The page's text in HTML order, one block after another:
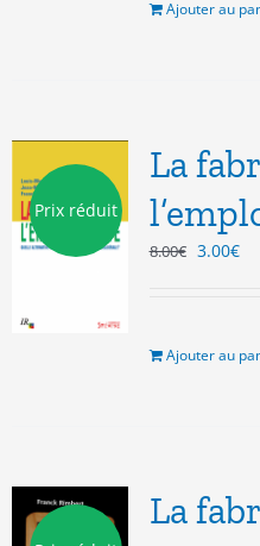
15.00€.
Ajouter au
Prix réduit
La
8.00€ Le
8.00€.
3.00€Le
Ajouter au
La